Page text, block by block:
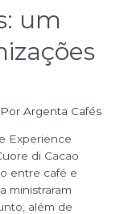
um
Argenta Cafés
Experience
di Cacao
entre café e
ministraram
além de